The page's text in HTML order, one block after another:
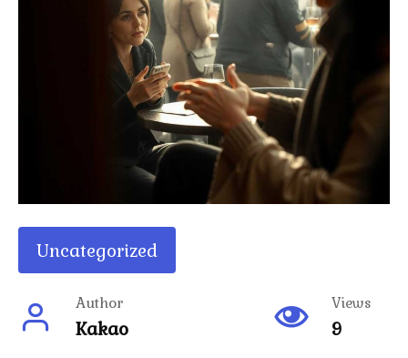
Uncategorized
Author
Kakao
Views
9